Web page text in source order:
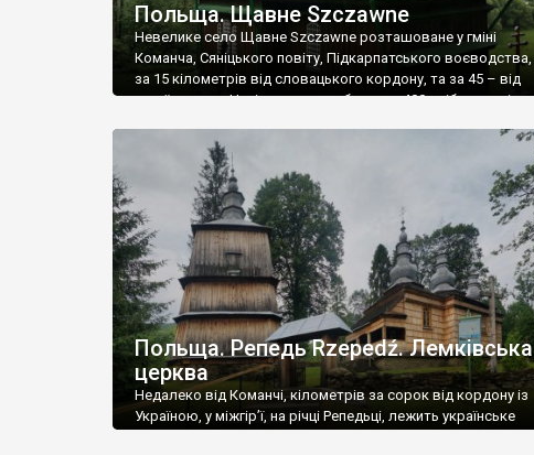
Польща. Щавне Szczawne
Невелике село Щавне Szczawne розташоване у гміні
Команча, Сяніцького повіту, Підкарпатського воєводства,
за 15 кілометрів від словацького кордону, та за 45 – від
українського. Нині тут мешкає близько 400 осіб – лемків
яких 850 були лемками-українцями. Головною пам’яткою
Щавного є лемківська дерев’яна церква […]
Польща. Репедь Rzepedź. Лемківська
церква
Недалеко від Команчі, кілометрів за сорок від кордону із
Україною, у міжгір’ї, на річці Репедьці, лежить українське